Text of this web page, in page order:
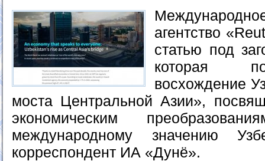
агентство
статью под
которая
восхождение
моста Центральной Азии»,
экономическим
международному значению
корреспондент ИА «Дунё».